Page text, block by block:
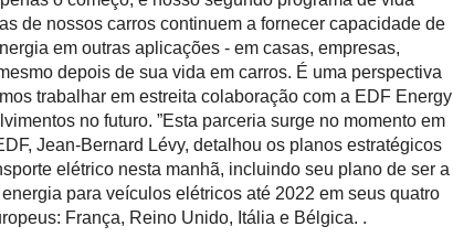
de nossos carros continuem a fornecer capacidade de
em outras aplicações - em casas, empresas,
depois de sua vida em carros. É uma perspectiva
trabalhar em estreita colaboração com a EDF Energy
no futuro. ”Esta parceria surge no momento em
Jean-Bernard Lévy, detalhou os planos estratégicos
elétrico nesta manhã, incluindo seu plano de ser a
para veículos elétricos até 2022 em seus quatro
França, Reino Unido, Itália e Bélgica. .